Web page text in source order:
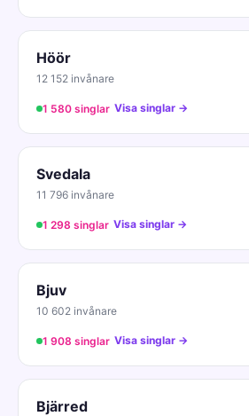
Höör
12 152 invånare
1 580 singlar Visa singlar →
Svedala
11 796 invånare
1 298 singlar Visa singlar →
Bjuv
10 602 invånare
1 908 singlar Visa singlar →
Bjärred